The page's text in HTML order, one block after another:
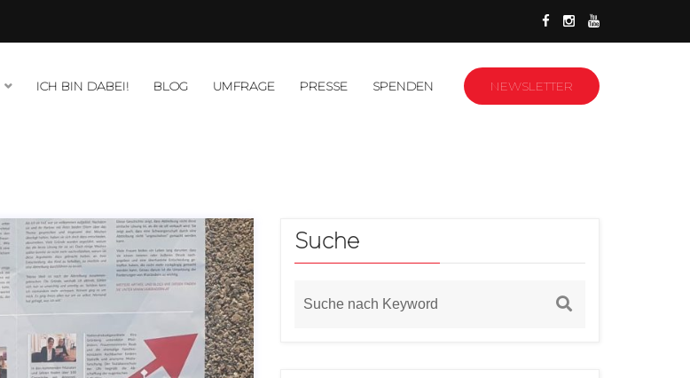
ICH BIN DABEI! BLOG UMFRAGE PRESSE SPENDEN NEWSLETTER
Suche